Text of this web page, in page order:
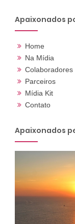
Apaixonados
Home
Na Mídia
Colaboradores
Parceiros
Mídia Kit
Contato
Apaixonados